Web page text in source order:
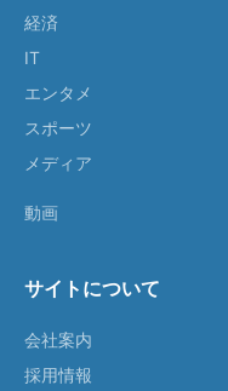
経済
IT
エンタメ
スポーツ
メディア
動画
サイトについて
会社案内
採用情報